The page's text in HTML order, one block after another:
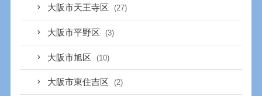
大阪市天王寺区 (27)
大阪市平野区 (3)
大阪市旭区 (10)
大阪市東住吉区 (2)